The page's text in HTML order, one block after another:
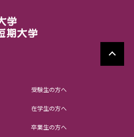
受験生の方へ
在学生の方へ
卒業生の方へ